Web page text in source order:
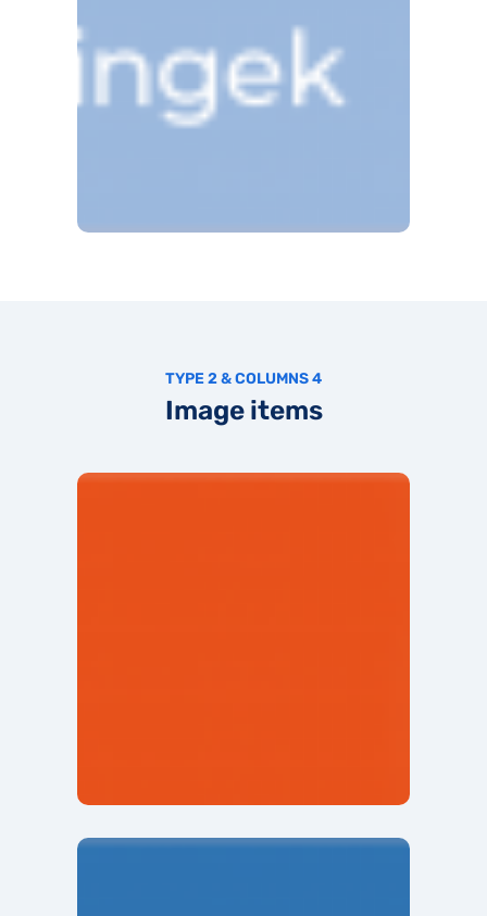
TYPE 2 & COLUMNS 4
Image items